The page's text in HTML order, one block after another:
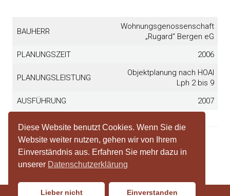
BAUHERR
Wohnungsgenossenschaft
„Rugard“ Bergen eG
PLANUNGSZEIT
2006
PLANUNGSLEISTUNG
Objektplanung nach HOAI
Lph 2 bis 9
AUSFÜHRUNG
2007
Diese Website benutzt Cookies. Wenn Sie die
Website weiter nutzen, gehen wir von Ihrem
Einverständnis aus. Erfahren Sie mehr dazu in
unserer Datenschutzerklärung
Lieber nicht Einverstanden